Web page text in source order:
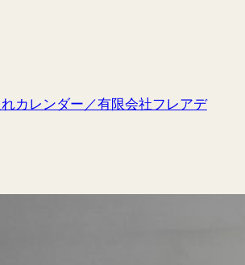
カレンダー／有限会社フレアデ